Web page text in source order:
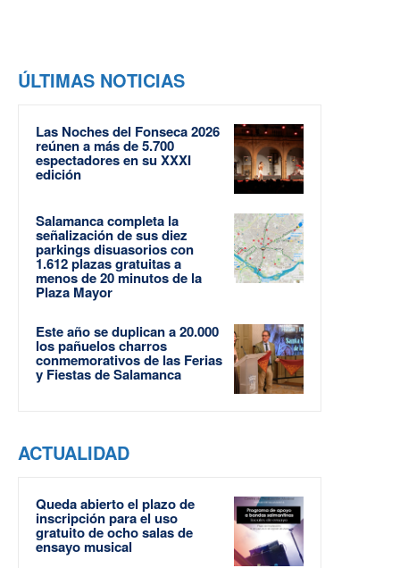
ÚLTIMAS NOTICIAS
Las Noches del Fonseca 2026
reúnen a más de 5.700
espectadores en su XXXI
edición
Salamanca completa la
señalización de sus diez
parkings disuasorios con
1.612 plazas gratuitas a
menos de 20 minutos de la
Plaza Mayor
Este año se duplican a 20.000
los pañuelos charros
conmemorativos de las Ferias
y Fiestas de Salamanca
ACTUALIDAD
Queda abierto el plazo de
inscripción para el uso
gratuito de ocho salas de
ensayo musical